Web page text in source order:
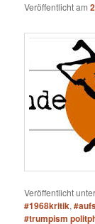
Veröffentlicht am
Veröffentlicht unter
#1968kritik,
#trumpism